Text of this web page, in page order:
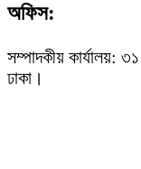
অফিস:
সম্পাদকীয় কার্যালয়:
ঢাকা।